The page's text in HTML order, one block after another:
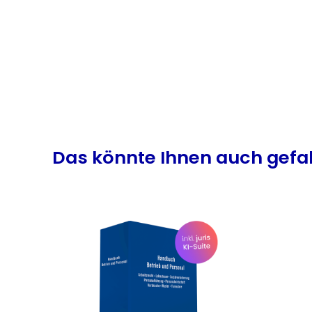
Produktgalerie überspringen
Das könnte Ihnen auch